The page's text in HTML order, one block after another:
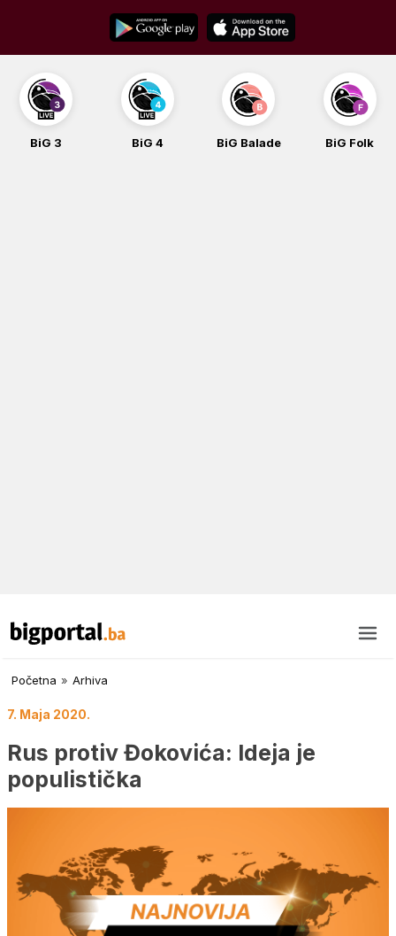
content
BiG 4 BiG Balade BiG Folk BiG iG
Početna » Arhiva
7. Maja 2020.
Rus protiv Đokovića: Ideja je
populistička